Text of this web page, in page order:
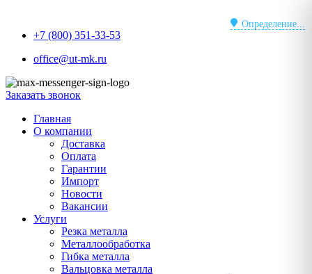
содержимому
Определение...
+7 (800) 351-33-53
office@ut-mk.ru
Заказать звонок
Главная
О компании
Доставка
Оплата
Гарантии
Импорт
Новости
Вакансии
Услуги
Резка металла
Металлообработка
Гибка металла
Вальцовка металла